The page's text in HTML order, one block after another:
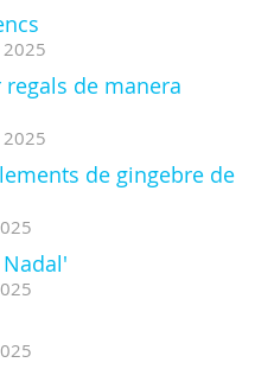
2025
de manera
2025
de gingebre de